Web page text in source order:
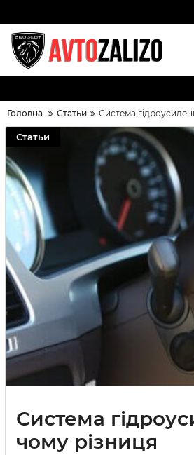
Головна Статьи Система
Статьи
Система
чому різниця